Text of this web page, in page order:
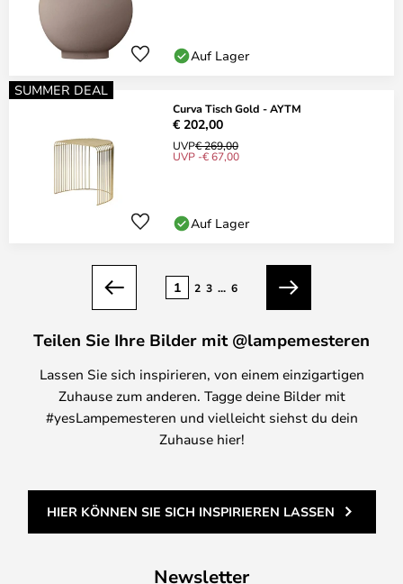
Auf Lager
SUMMER DEAL
Curva Tisch Gold - AYTM
€ 202,00
UVP€ 269,00
UVP -€ 67,00
Auf Lager
Zurück
1 2 3 ... 6
Weiter
Teilen Sie Ihre Bilder mit @lampemesteren
Lassen Sie sich inspirieren, von einem einzigartigen
Zuhause zum anderen. Tagge deine Bilder mit
#yesLampemesteren und vielleicht siehst du dein
Zuhause hier!
HIER KÖNNEN SIE SICH INSPIRIEREN LASSEN
Newsletter